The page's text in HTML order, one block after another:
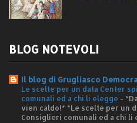
BLOG NOTEVOLI
Il blog di Grugliasco
Le scelte per un data Center
comunali ed a chi li elegge -
vien caldo!* *Le scelte per un
Consiglieri comunali ed a chi li